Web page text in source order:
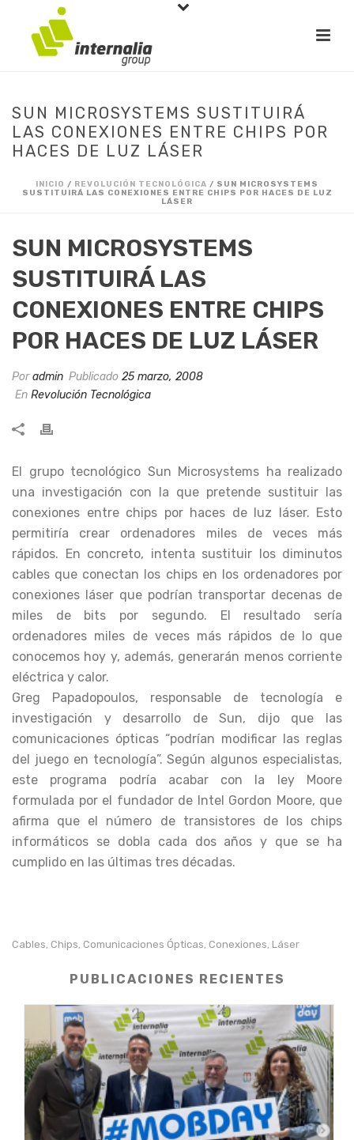
SUN MICROSYSTEMS SUSTITUIRÁ
LAS CONEXIONES ENTRE CHIPS POR
HACES DE LUZ LÁSER
INICIO / REVOLUCIÓN TECNOLÓGICA / SUN MICROSYSTEMS
SUSTITUIRÁ LAS CONEXIONES ENTRE CHIPS POR HACES DE LUZ
LÁSER
SUN MICROSYSTEMS
SUSTITUIRÁ LAS
CONEXIONES ENTRE CHIPS
POR HACES DE LUZ LÁSER
Poradmin Publicado 25 marzo, 2008
En Revolución Tecnológica
El grupo tecnológico Sun Microsystems ha realizado
una investigación con la que pretende sustituir las
conexiones entre chips por haces de luz láser. Esto
permitiría crear ordenadores miles de veces más
rápidos. En concreto, intenta sustituir los diminutos
cables que conectan los chips en los ordenadores por
conexiones láser que podrían transportar decenas de
miles de bits por segundo. El resultado sería
ordenadores miles de veces más rápidos de lo que
conocemos hoy y, además, generarán menos corriente
eléctrica y calor.
Greg Papadopoulos, responsable de tecnología e
investigación y desarrollo de Sun, dijo que las
comunicaciones ópticas “podrían modificar las reglas
del juego en tecnología”. Según algunos especialistas,
este programa podría acabar con la ley Moore
formulada por el fundador de Intel Gordon Moore, que
afirma que el número de transistores de los chips
informáticos se dobla cada dos años y que se ha
cumplido en las últimas tres décadas.
Cables, Chips, Comunicaciones Ópticas, Conexiones, Láser
PUBLICACIONES RECIENTES